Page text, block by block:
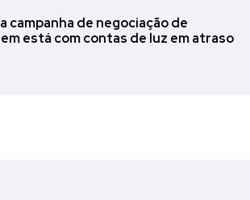
campanha de negociação de
está com contas de luz em atraso